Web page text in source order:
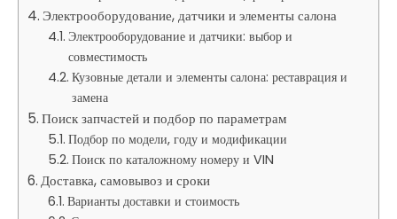
Электрооборудование, датчики и элементы салона
Электрооборудование и датчики: выбор и
совместимость
Кузовные детали и элементы салона: реставрация и
замена
Поиск запчастей и подбор по параметрам
Подбор по модели, году и модификации
Поиск по каталожному номеру и VIN
Доставка, самовывоз и сроки
Варианты доставки и стоимость